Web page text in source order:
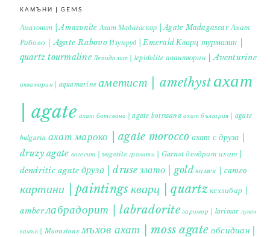
КАМЪНИ | GEMS
Амазонит | Amazonite Ахат Мадагаскар | Agate Madagascar Ахат
Рабово | Agate Rabovo Изумруд | Emerald Кварц турмалин |
quartz tourmaline Лепидолит | lepidolite авантюрин | Aventurine
аквамарин | aquamarine аметист | amethystахат
| agate ахат ботсвана | agate botswana ахат българия | agate
bulgaria ахат мароко | agate morocco ахат с друза |
druzy agate вогесит | vogesite гранати | Garnet дендрит ахат |
dendritic agate друза | druse злато | gold камея | cameo
картини | paintings кварц | quartzкехлибар |
amberлабрадорит | labradorite ларимар | larimar лунен
камък | Moonstone мъхов ахат | moss agate обсидиан |